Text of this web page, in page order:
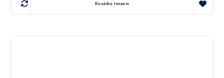
Kosárba teszem